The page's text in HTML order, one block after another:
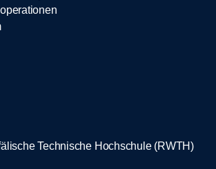
Technische Hochschule (RWTH)